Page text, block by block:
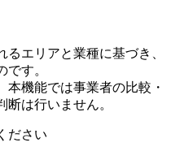
エリアと業種に基づき、
す。
機能では事業者の比較・
は行いません。
ださい